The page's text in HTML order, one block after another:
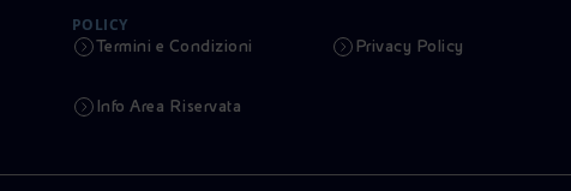
POLICY
Termini e Condizioni Privacy Policy
Info Area Riservata